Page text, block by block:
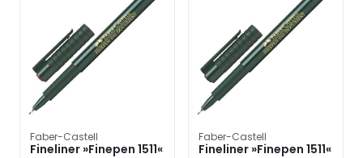
Faber-Castell
Fineliner »Finepen 1511«
Faber-Castell
Fineliner »Finepen 1511«